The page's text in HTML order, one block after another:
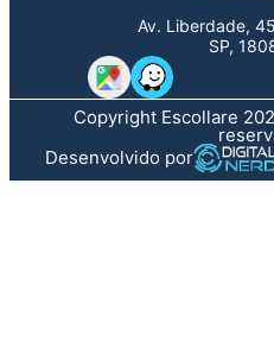
Av. Liberdade,
SP,
Copyright Escollare
Desenvolvido por